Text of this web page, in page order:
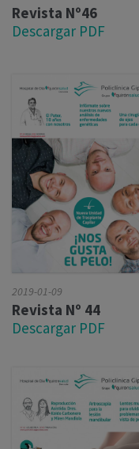
Revista Nº46
Descargar PDF
2019-01-09
Revista Nº 44
Descargar PDF